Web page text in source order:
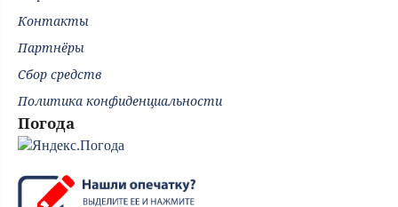
Контакты
Партнёры
Сбор средств
Политика конфиденциальности
Погода